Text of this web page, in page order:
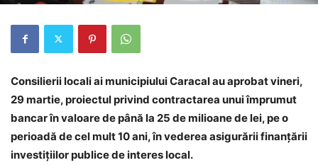
Consilierii locali ai municipiului Caracal au aprobat vineri,
29 martie, proiectul privind contractarea unui împrumut
bancar în valoare de până la 25 de milioane de lei, pe o
perioadă de cel mult 10 ani, în vederea asigurării finanțării
investițiilor publice de interes local.